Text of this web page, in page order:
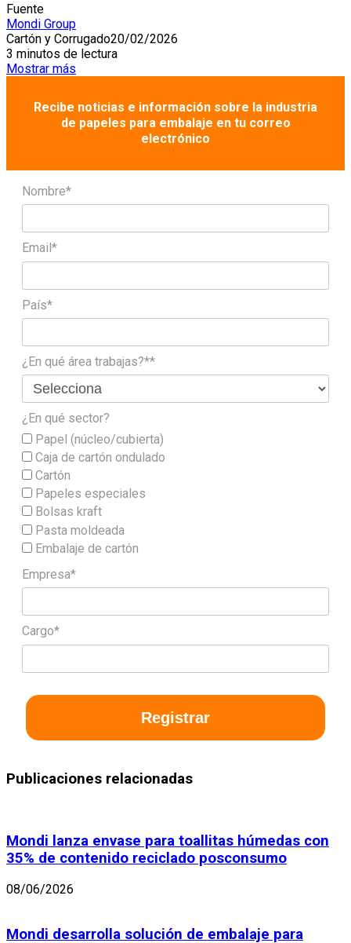
Fuente
Mondi Group
Cartón y Corrugado20/02/2026
3 minutos de lectura
Mostrar más
Recibe noticias e información sobre la industria
de papeles para embalaje en tu correo
electrónico
Nombre*
Email*
País*
¿En qué área trabajas?**
¿En qué sector?
Papel (núcleo/cubierta)
Caja de cartón ondulado
Cartón
Papeles especiales
Bolsas kraft
Pasta moldeada
Embalaje de cartón
Empresa*
Cargo*
Registrar
Publicaciones relacionadas
Mondi lanza envase para toallitas húmedas con
35% de contenido reciclado posconsumo
08/06/2026
Mondi desarrolla solución de embalaje para